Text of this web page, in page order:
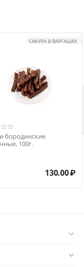
САКУРА В ВАРГАШАХ
бородинские
100г.
130.00₽